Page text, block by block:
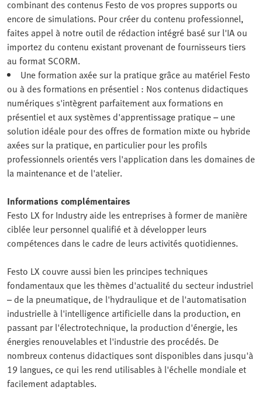
combinant des contenus Festo de vos propres supports ou
encore de simulations. Pour créer du contenu professionnel,
faites appel à notre outil de rédaction intégré basé sur l'IA ou
importez du contenu existant provenant de fournisseurs tiers
au format SCORM.
Une formation axée sur la pratique grâce au matériel Festo
ou à des formations en présentiel : Nos contenus didactiques
numériques s'intègrent parfaitement aux formations en
présentiel et aux systèmes d'apprentissage pratique – une
solution idéale pour des offres de formation mixte ou hybride
axées sur la pratique, en particulier pour les profils
professionnels orientés vers l'application dans les domaines de
la maintenance et de l'atelier.
Informations complémentaires
Festo LX for Industry aide les entreprises à former de manière
ciblée leur personnel qualifié et à développer leurs
compétences dans le cadre de leurs activités quotidiennes.
Festo LX couvre aussi bien les principes techniques
fondamentaux que les thèmes d'actualité du secteur industriel
– de la pneumatique, de l'hydraulique et de l'automatisation
industrielle à l'intelligence artificielle dans la production, en
passant par l'électrotechnique, la production d'énergie, les
énergies renouvelables et l'industrie des procédés. De
nombreux contenus didactiques sont disponibles dans jusqu'à
19 langues, ce qui les rend utilisables à l'échelle mondiale et
facilement adaptables.